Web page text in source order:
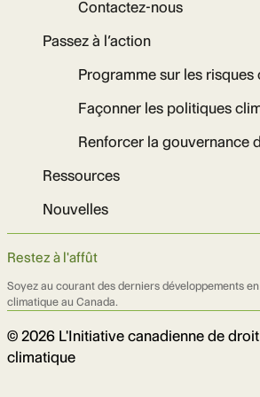
Contactez-nous
Passez à l’action
Programme sur les risques
Façonner les politiques
Renforcer la gouvernance
Ressources
Nouvelles
Restez à l'affût
Soyez au courant des derniers développements
climatique au Canada.
© 2026 L'Initiative canadienne de droit
climatique